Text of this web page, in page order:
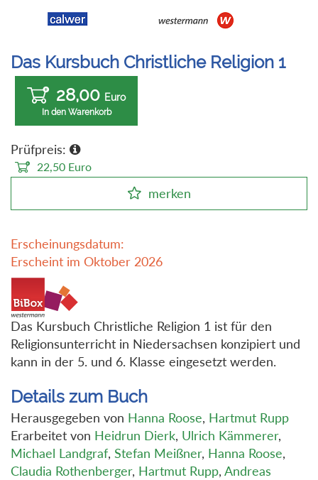
Das Kursbuch Christliche Religion 1
28,00 Euro
In den Warenkorb
Prüfpreis:
22,50 Euro
merken
Erscheinungsdatum:
Erscheint im Oktober 2026
Das Kursbuch Christliche Religion 1 ist für den
Religionsunterricht in Niedersachsen konzipiert und
kann in der 5. und 6. Klasse eingesetzt werden.
Details zum Buch
Herausgegeben von Hanna Roose, Hartmut Rupp
Erarbeitet von Heidrun Dierk, Ulrich Kämmerer,
Michael Landgraf, Stefan Meißner, Hanna Roose,
Claudia Rothenberger, Hartmut Rupp, Andreas